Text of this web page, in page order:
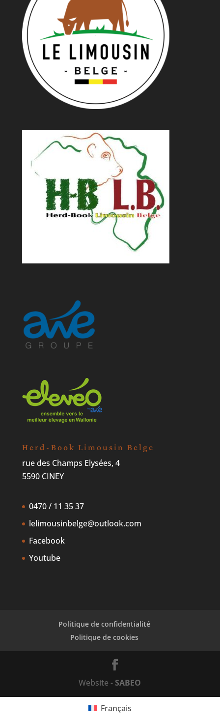
Herd-Book Limousin Belge
rue des Champs Elysées, 4
5590 CINEY
0470 / 11 35 37
lelimousinbelge@outlook.com
Facebook
Youtube
Politique de confidentialité
Politique de cookies
Website - SABEO
Français